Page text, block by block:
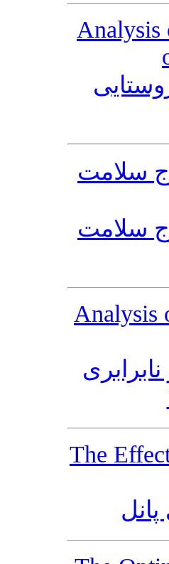
Analysis
1392-1389 بر مخارج سلامت
1392-1389 بر مخارج سلامت
Analysis
The